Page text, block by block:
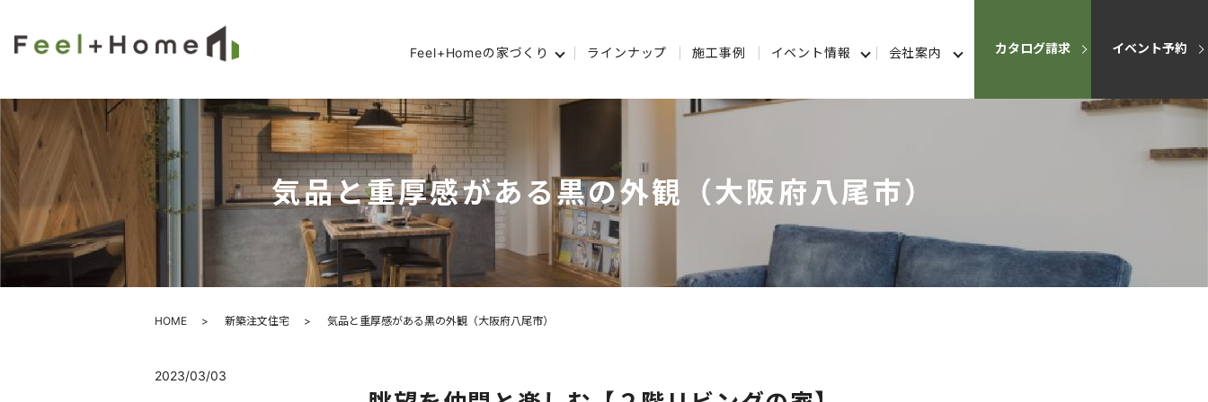
カタログ請求 イベント予約
Feel+Homeの家づくり ラインナップ 施工事例 イベント情報 会社案内
気品と重厚感がある黒の外観（大阪府八尾市）
HOME 新築注文住宅 気品と重厚感がある黒の外観（大阪府八尾市）
2023/03/03